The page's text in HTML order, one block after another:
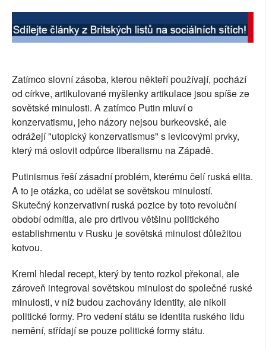
Zatímco slovní zásoba, kterou někteří používají, pochází
od církve, artikulované myšlenky artikulace jsou spíše ze
sovětské minulosti. A zatímco Putin mluví o
konzervatismu, jeho názory nejsou burkeovské, ale
odrážejí "utopický konzervatismus" s levicovými prvky,
který má oslovit odpůrce liberalismu na Západě.
Putinismus řeší zásadní problém, kterému čelí ruská elita.
A to je otázka, co udělat se sovětskou minulostí.
Skutečný konzervativní ruská pozice by toto revoluční
období odmítla, ale pro drtivou většinu politického
establishmentu v Rusku je sovětská minulost důležitou
kotvou.
Kreml hledal recept, který by tento rozkol překonal, ale
zároveň integroval sovětskou minulost do společné ruské
minulosti, v níž budou zachovány identity, ale nikoli
politické formy. Pro vedení státu se identita ruského lidu
nemění, střídají se pouze politické formy státu.